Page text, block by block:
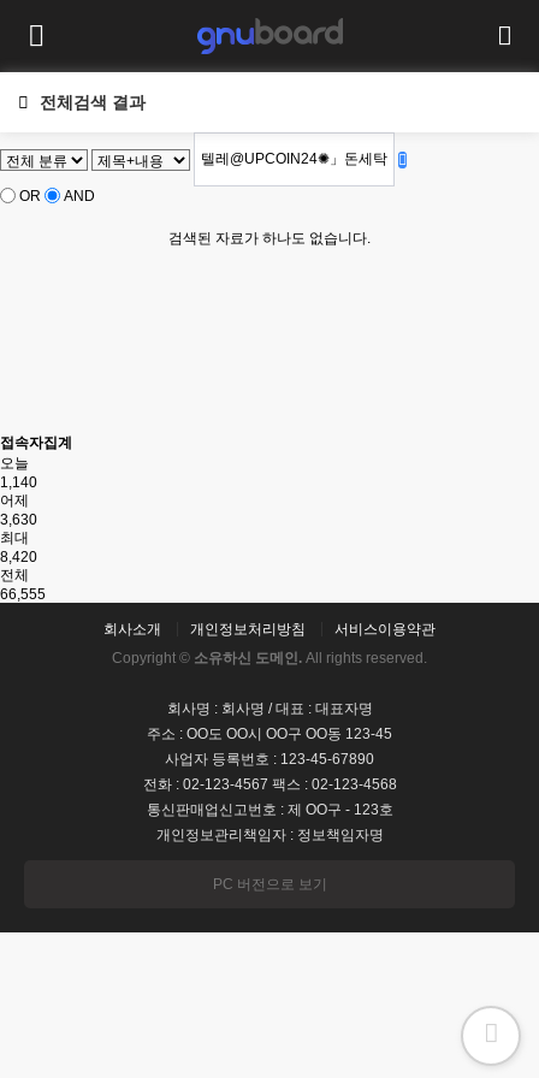
전체검색 결과
OR AND
검색된 자료가 하나도 없습니다.
접속자집계
오늘
1,140
어제
3,630
최대
8,420
전체
66,555
회사소개 개인정보처리방침
서비스이용약관
Copyright © 소유하신 도메인. All rights reserved.
회사명 : 회사명 / 대표 : 대표자명
주소 : OO도 OO시 OO구 OO동 123-45
사업자 등록번호 : 123-45-67890
전화 : 02-123-4567 팩스 : 02-123-4568
통신판매업신고번호 : 제 OO구 - 123호
개인정보관리책임자 : 정보책임자명
PC 버전으로 보기